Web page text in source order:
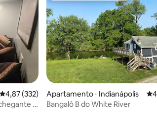
4,87 de uma avaliação média de 5, 332
4,87 (332)
–
Apartamento ⋅ Indianápolis
Bangalô B do White River